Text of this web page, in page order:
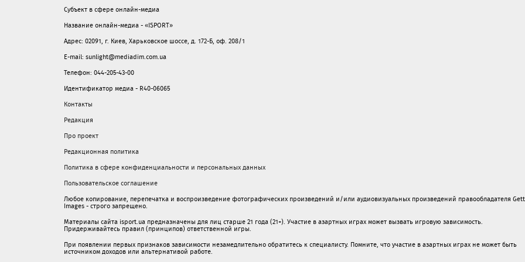
Субъект в сфере онлайн-медиа
Название онлайн-медиа - «ISPORT»
Адрес: 02091, г. Киев, Харьковское шоссе, д. 172-Б, оф. 208/1
E-mail: sunlight@mediadim.com.ua
Телефон: 044-205-43-00
Идентификатор медиа - R40-06065
Контакты
Редакция
Про проект
Редакционная политика
Политика в сфере конфиденциальности и персональных данных
Пользовательское соглашение
Любое копирование, перепечатка и воспроизведение фотографических произведений и/или аудиовизуальных произведений правообладателя
Images - строго запрещено.
Материалы сайта isport.ua предназначены для лиц старше 21 года (21+). Участие в азартных играх может вызвать игровую зависимость.
Придерживайтесь правил (принципов) ответственной игры.
При появлении первых признаков зависимости незамедлительно обратитесь к специалисту. Помните, что участие в азартных играх не может быть
источником доходов или альтернативой работе.